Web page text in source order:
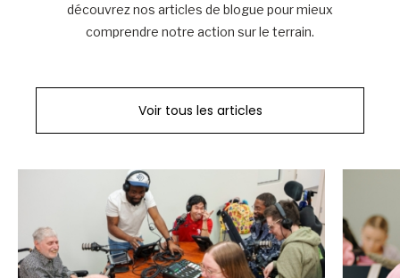
découvrez nos articles de blogue pour mieux
comprendre notre action sur le terrain.
Voir tous les articles